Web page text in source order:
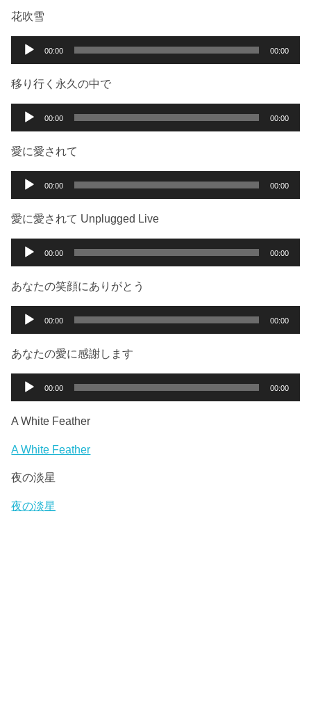
ー
プ
ー
花吹雪
プ
ー
00:00 00:00
移り行く永久の中で
プ
ー
00:00 00:00
愛に愛されて
プ
ー
00:00 00:00
愛に愛されて Unplugged Live
音
プ
レ
ー
00:00 00:00
あなたの笑顔にありがとう
音
プ
00:00 00:00
あなたの愛に感謝します
音
ー
00:00 00:00
A White Feather
A White Feather
夜の淡星
夜の淡星